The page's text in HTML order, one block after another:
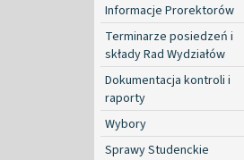
Informacje Prorektorów
Terminarze posiedzeń i
składy Rad Wydziałów
Dokumentacja kontroli i
raporty
Wybory
Sprawy Studenckie